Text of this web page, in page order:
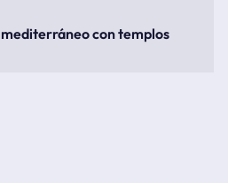
con templos